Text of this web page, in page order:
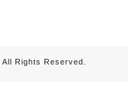
. All Rights Reserved.